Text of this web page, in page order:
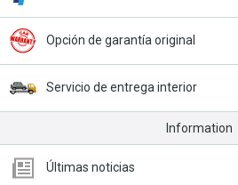
Opción de garantía original
Servicio de entrega interior
Information
Últimas noticias